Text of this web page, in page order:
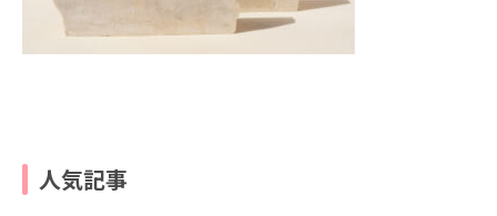
人気記事